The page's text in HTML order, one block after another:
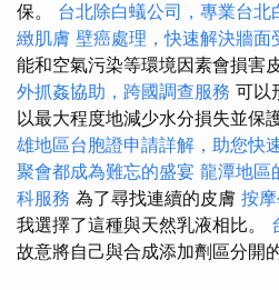
保。 台北除白蟻公司，專業台北
緻肌膚 壁癌處理，快速解決牆面
能和空氣污染等環境因素會損害
外抓姦協助，跨國調查服務 可以
以最大程度地減少水分損失並保
雄地區台胞證申請詳解，助您快
聚會都成為難忘的盛宴 龍潭地區
科服務 為了尋找連續的皮膚 按
我選擇了這種與天然乳液相比。
故意將自己與合成添加劑區分開